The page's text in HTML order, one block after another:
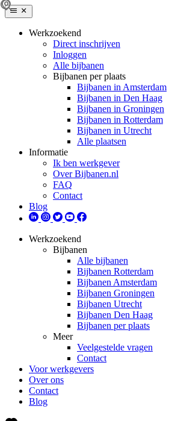
Werkzoekend
Direct inschrijven
Inloggen
Alle bijbanen
Bijbanen per plaats
Bijbanen in Amsterdam
Bijbanen in Den Haag
Bijbanen in Groningen
Bijbanen in Rotterdam
Bijbanen in Utrecht
Alle plaatsen
Informatie
Ik ben werkgever
Over Bijbanen.nl
FAQ
Contact
Blog
Werkzoekend
Bijbanen
Alle bijbanen
Bijbanen Rotterdam
Bijbanen Amsterdam
Bijbanen Groningen
Bijbanen Utrecht
Bijbanen Den Haag
Bijbanen per plaats
Meer
Veelgestelde vragen
Contact
Voor werkgevers
Over ons
Contact
Blog